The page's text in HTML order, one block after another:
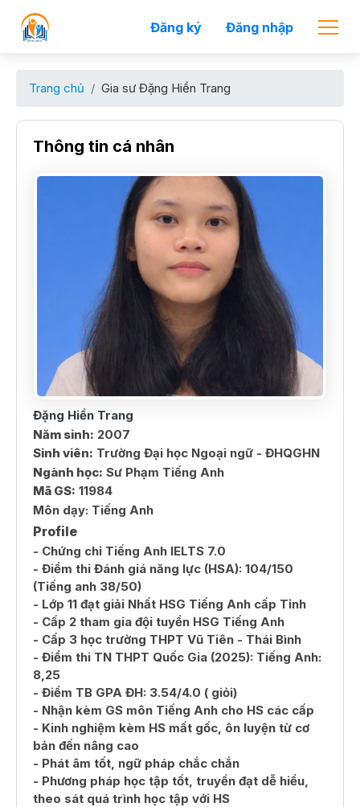
Đăng ký Đăng nhập
Trang chủ Gia sư Đặng Hiền Trang
Thông tin cá nhân
Đặng Hiền Trang
Năm sinh: 2007
Sinh viên: Trường Đại học Ngoại ngữ - ĐHQGHN
Ngành học: Sư Phạm Tiếng Anh
Mã GS: 11984
Môn dạy: Tiếng Anh
Profile
- Chứng chỉ Tiếng Anh IELTS 7.0
- Điểm thi Đánh giá năng lực (HSA): 104/150
(Tiếng anh 38/50)
- Lớp 11 đạt giải Nhất HSG Tiếng Anh cấp Tỉnh
- Cấp 2 tham gia đội tuyển HSG Tiếng Anh
- Cấp 3 học trường THPT Vũ Tiên - Thái Bình
- Điểm thi TN THPT Quốc Gia (2025): Tiếng Anh:
8,25
- Điểm TB GPA ĐH: 3.54/4.0 ( giỏi)
- Nhận kèm GS môn Tiếng Anh cho HS các cấp
- Kinh nghiệm kèm HS mất gốc, ôn luyện từ cơ
bản đến nâng cao
- Phát âm tốt, ngữ pháp chắc chắn
- Phương pháp học tập tốt, truyền đạt dễ hiểu,
theo sát quá trình học tập với HS